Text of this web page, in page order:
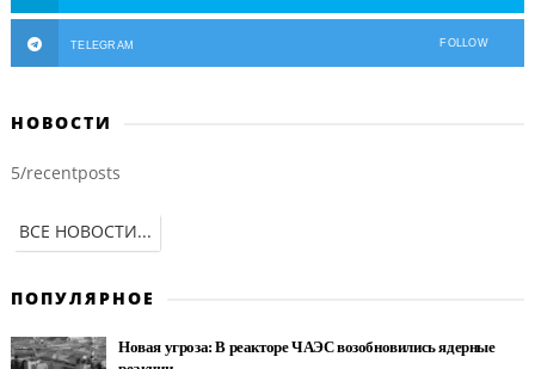
TELEGRAM FOLLOW
НОВОСТИ
5/recentposts
ВСЕ НОВОСТИ...
ПОПУЛЯРНОЕ
Новая угроза: В реакторе ЧАЭС возобновились ядерные